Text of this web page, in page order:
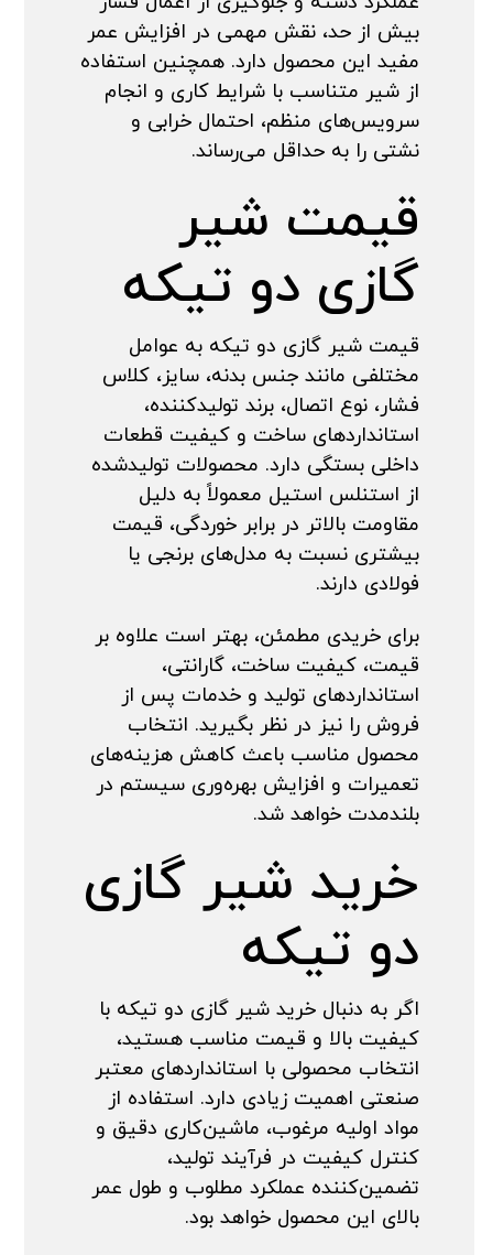
بیش از حد، نقش مهمی در افزایش عمر
مفید این محصول دارد. همچنین استفاده
از شیر متناسب با شرایط کاری و انجام
سرویس‌های منظم، احتمال خرابی و
نشتی را به حداقل می‌رساند.
قیمت شیر
گازی دو تیکه
قیمت شیر گازی دو تیکه به عوامل
مختلفی مانند جنس بدنه، سایز، کلاس
فشار، نوع اتصال، برند تولیدکننده،
استانداردهای ساخت و کیفیت قطعات
داخلی بستگی دارد. محصولات تولیدشده
از استنلس استیل معمولاً به دلیل
مقاومت بالاتر در برابر خوردگی، قیمت
بیشتری نسبت به مدل‌های برنجی یا
فولادی دارند.
برای خریدی مطمئن، بهتر است علاوه بر
قیمت، کیفیت ساخت، گارانتی،
استانداردهای تولید و خدمات پس از
فروش را نیز در نظر بگیرید. انتخاب
محصول مناسب باعث کاهش هزینه‌های
تعمیرات و افزایش بهره‌وری سیستم در
بلندمدت خواهد شد.
خرید شیر گازی
دو تیکه
اگر به دنبال خرید شیر گازی دو تیکه با
کیفیت بالا و قیمت مناسب هستید،
انتخاب محصولی با استانداردهای معتبر
صنعتی اهمیت زیادی دارد. استفاده از
مواد اولیه مرغوب، ماشین‌کاری دقیق و
کنترل کیفیت در فرآیند تولید،
تضمین‌کننده عملکرد مطلوب و طول عمر
بالای این محصول خواهد بود.